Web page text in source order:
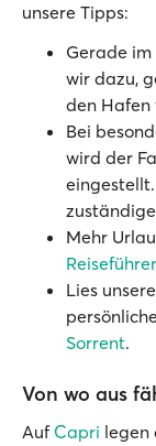
unsere Tipps:
Gerade
wir dazu,
den Hafen
Bei
wird der
Mehr
Lies
Sorrent.
Von wo aus
Auf Capri legen